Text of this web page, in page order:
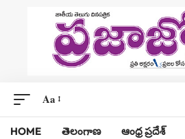
Aa
HOME తెలంగాణ ఆంధ్ర ప్రదేశ్